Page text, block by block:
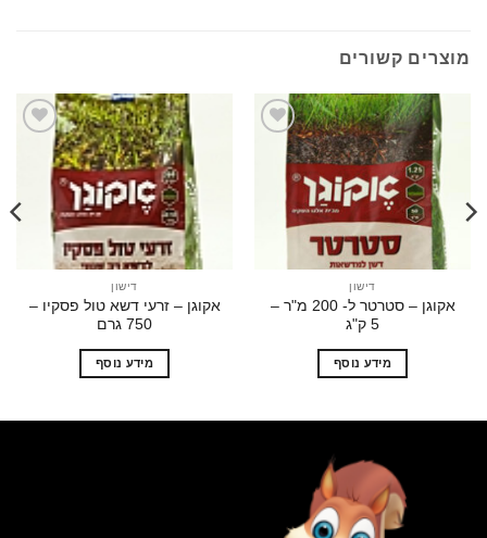
קשורים
הוסף
לרשימת
המשאלות
אקוגן – סטרטר ל- 200 מ"ר –
מידע נוסף
הוסף
לרשימת
המשאלות
אקוגן – זרעי דשא טול פסקיו –
מידע נוסף